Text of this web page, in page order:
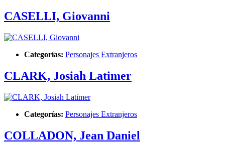
CASELLI, Giovanni
Categorías: Personajes Extranjeros
CLARK, Josiah Latimer
Categorías: Personajes Extranjeros
COLLADON, Jean Daniel